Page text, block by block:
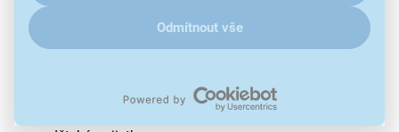
Odmítnout vše
4 Hi-Light varné zóny
ukazatel zbytkového tepla
ochrana před přehřátím
ochrana před vylitím tekutin